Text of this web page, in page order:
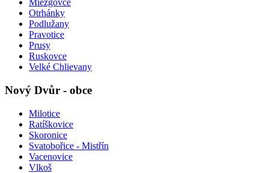
Miezgovce
Otrhánky
Podlužany
Pravotice
Prusy
Ruskovce
Velké Chlievany
Nový Dvůr - obce
Milotice
Ratíškovice
Skoronice
Svatobořice - Mistřín
Vacenovice
Vlkoš